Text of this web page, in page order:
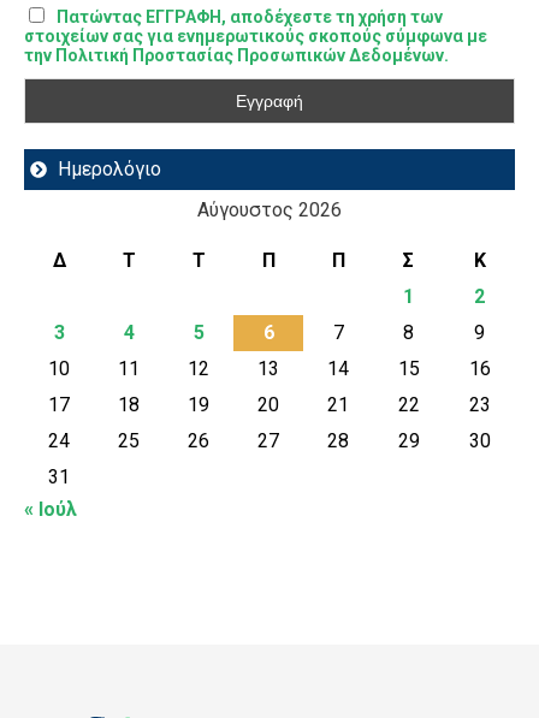
Πατώντας ΕΓΓΡΑΦΗ, αποδέχεστε τη χρήση των
στοιχείων σας για ενημερωτικούς σκοπούς σύμφωνα με
την Πολιτική Προστασίας Προσωπικών Δεδομένων.
Ημερολόγιο
Αύγουστος 2026
Δ Τ Τ Π Π Σ
Κ
1
2
3
4 5 6 7 8
9
10
11 12 13 14 15
16
17
18 19 20 21 22
23
24
25 26 27 28 29
30
31
« Ιούλ